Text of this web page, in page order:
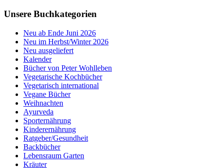
Unsere Buchkategorien
Neu ab Ende Juni 2026
Neu im Herbst/Winter 2026
Neu ausgeliefert
Kalender
Bücher von Peter Wohlleben
Vegetarische Kochbücher
Vegetarisch international
Vegane Bücher
Weihnachten
Ayurveda
Sporternährung
Kinderernährung
Ratgeber/Gesundheit
Backbücher
Lebensraum Garten
Kräuter